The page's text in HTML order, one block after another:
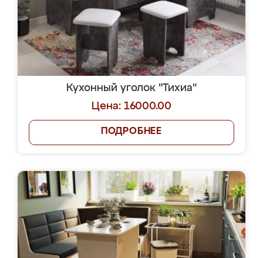
Кухонный уголок "Тихиа"
Цена: 16000.00
ПОДРОБНЕЕ